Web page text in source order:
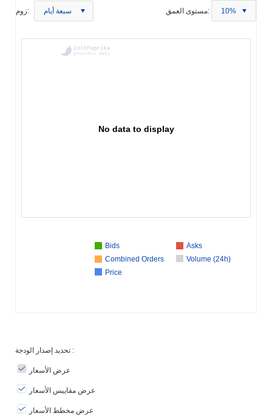
زوم: سبعة أيام مستوى العمق: 10%
No data to display
Bids
Asks
Combined Orders
Volume (24h)
Price
تحديد إصدار الودجة :
عرض الأسعار
عرض مقاييس الأسعار
عرض مخطط الأسعار